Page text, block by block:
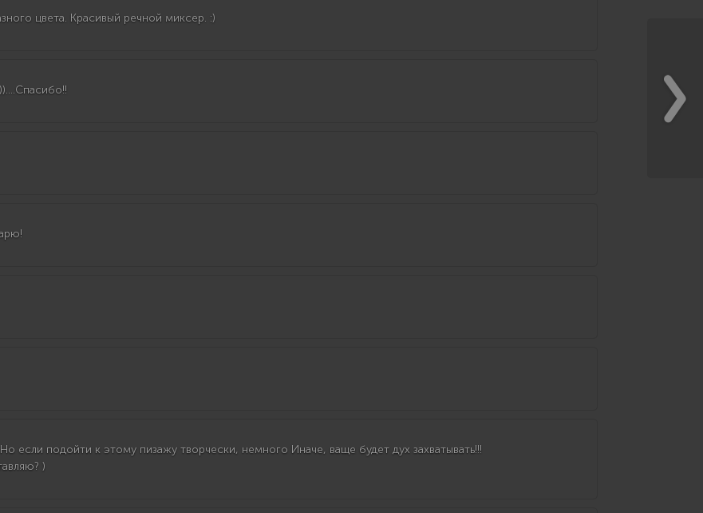
цвета. Красивый речной миксер. :)
если подойти к этому пизажу творчески, немного Иначе, ваще будет дух захватывать!!!
)